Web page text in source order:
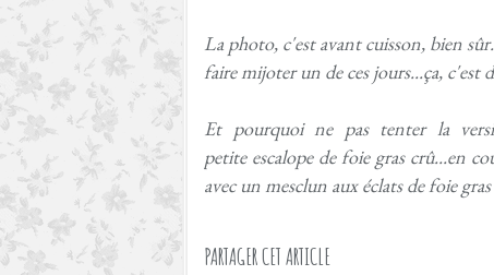
La photo, c'est avant cuisson, bien
faire mijoter un de ces jours...ça, c'est
Et pourquoi ne pas tenter la
petite escalope de foie gras crû...en
avec un mesclun aux éclats de foie
PARTAGER CET ARTICLE